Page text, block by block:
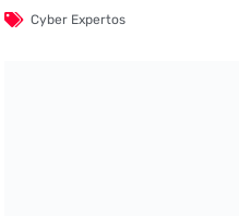
Cyber Expertos